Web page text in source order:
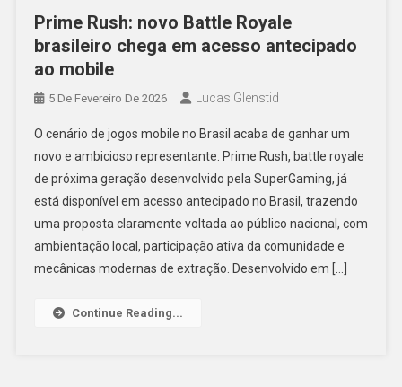
Prime Rush: novo Battle Royale
brasileiro chega em acesso antecipado
ao mobile
5 De Fevereiro De 2026 Lucas Glenstid
O cenário de jogos mobile no Brasil acaba de ganhar um
novo e ambicioso representante. Prime Rush, battle royale
de próxima geração desenvolvido pela SuperGaming, já
está disponível em acesso antecipado no Brasil, trazendo
uma proposta claramente voltada ao público nacional, com
ambientação local, participação ativa da comunidade e
mecânicas modernas de extração. Desenvolvido em […]
Continue Reading...